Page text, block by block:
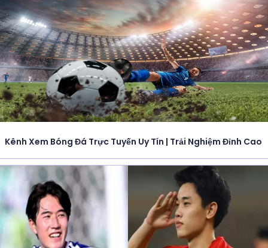
Kênh Xem Bóng Đá Trực Tuyến Uy Tín | Trải Nghiệm Đỉnh Cao